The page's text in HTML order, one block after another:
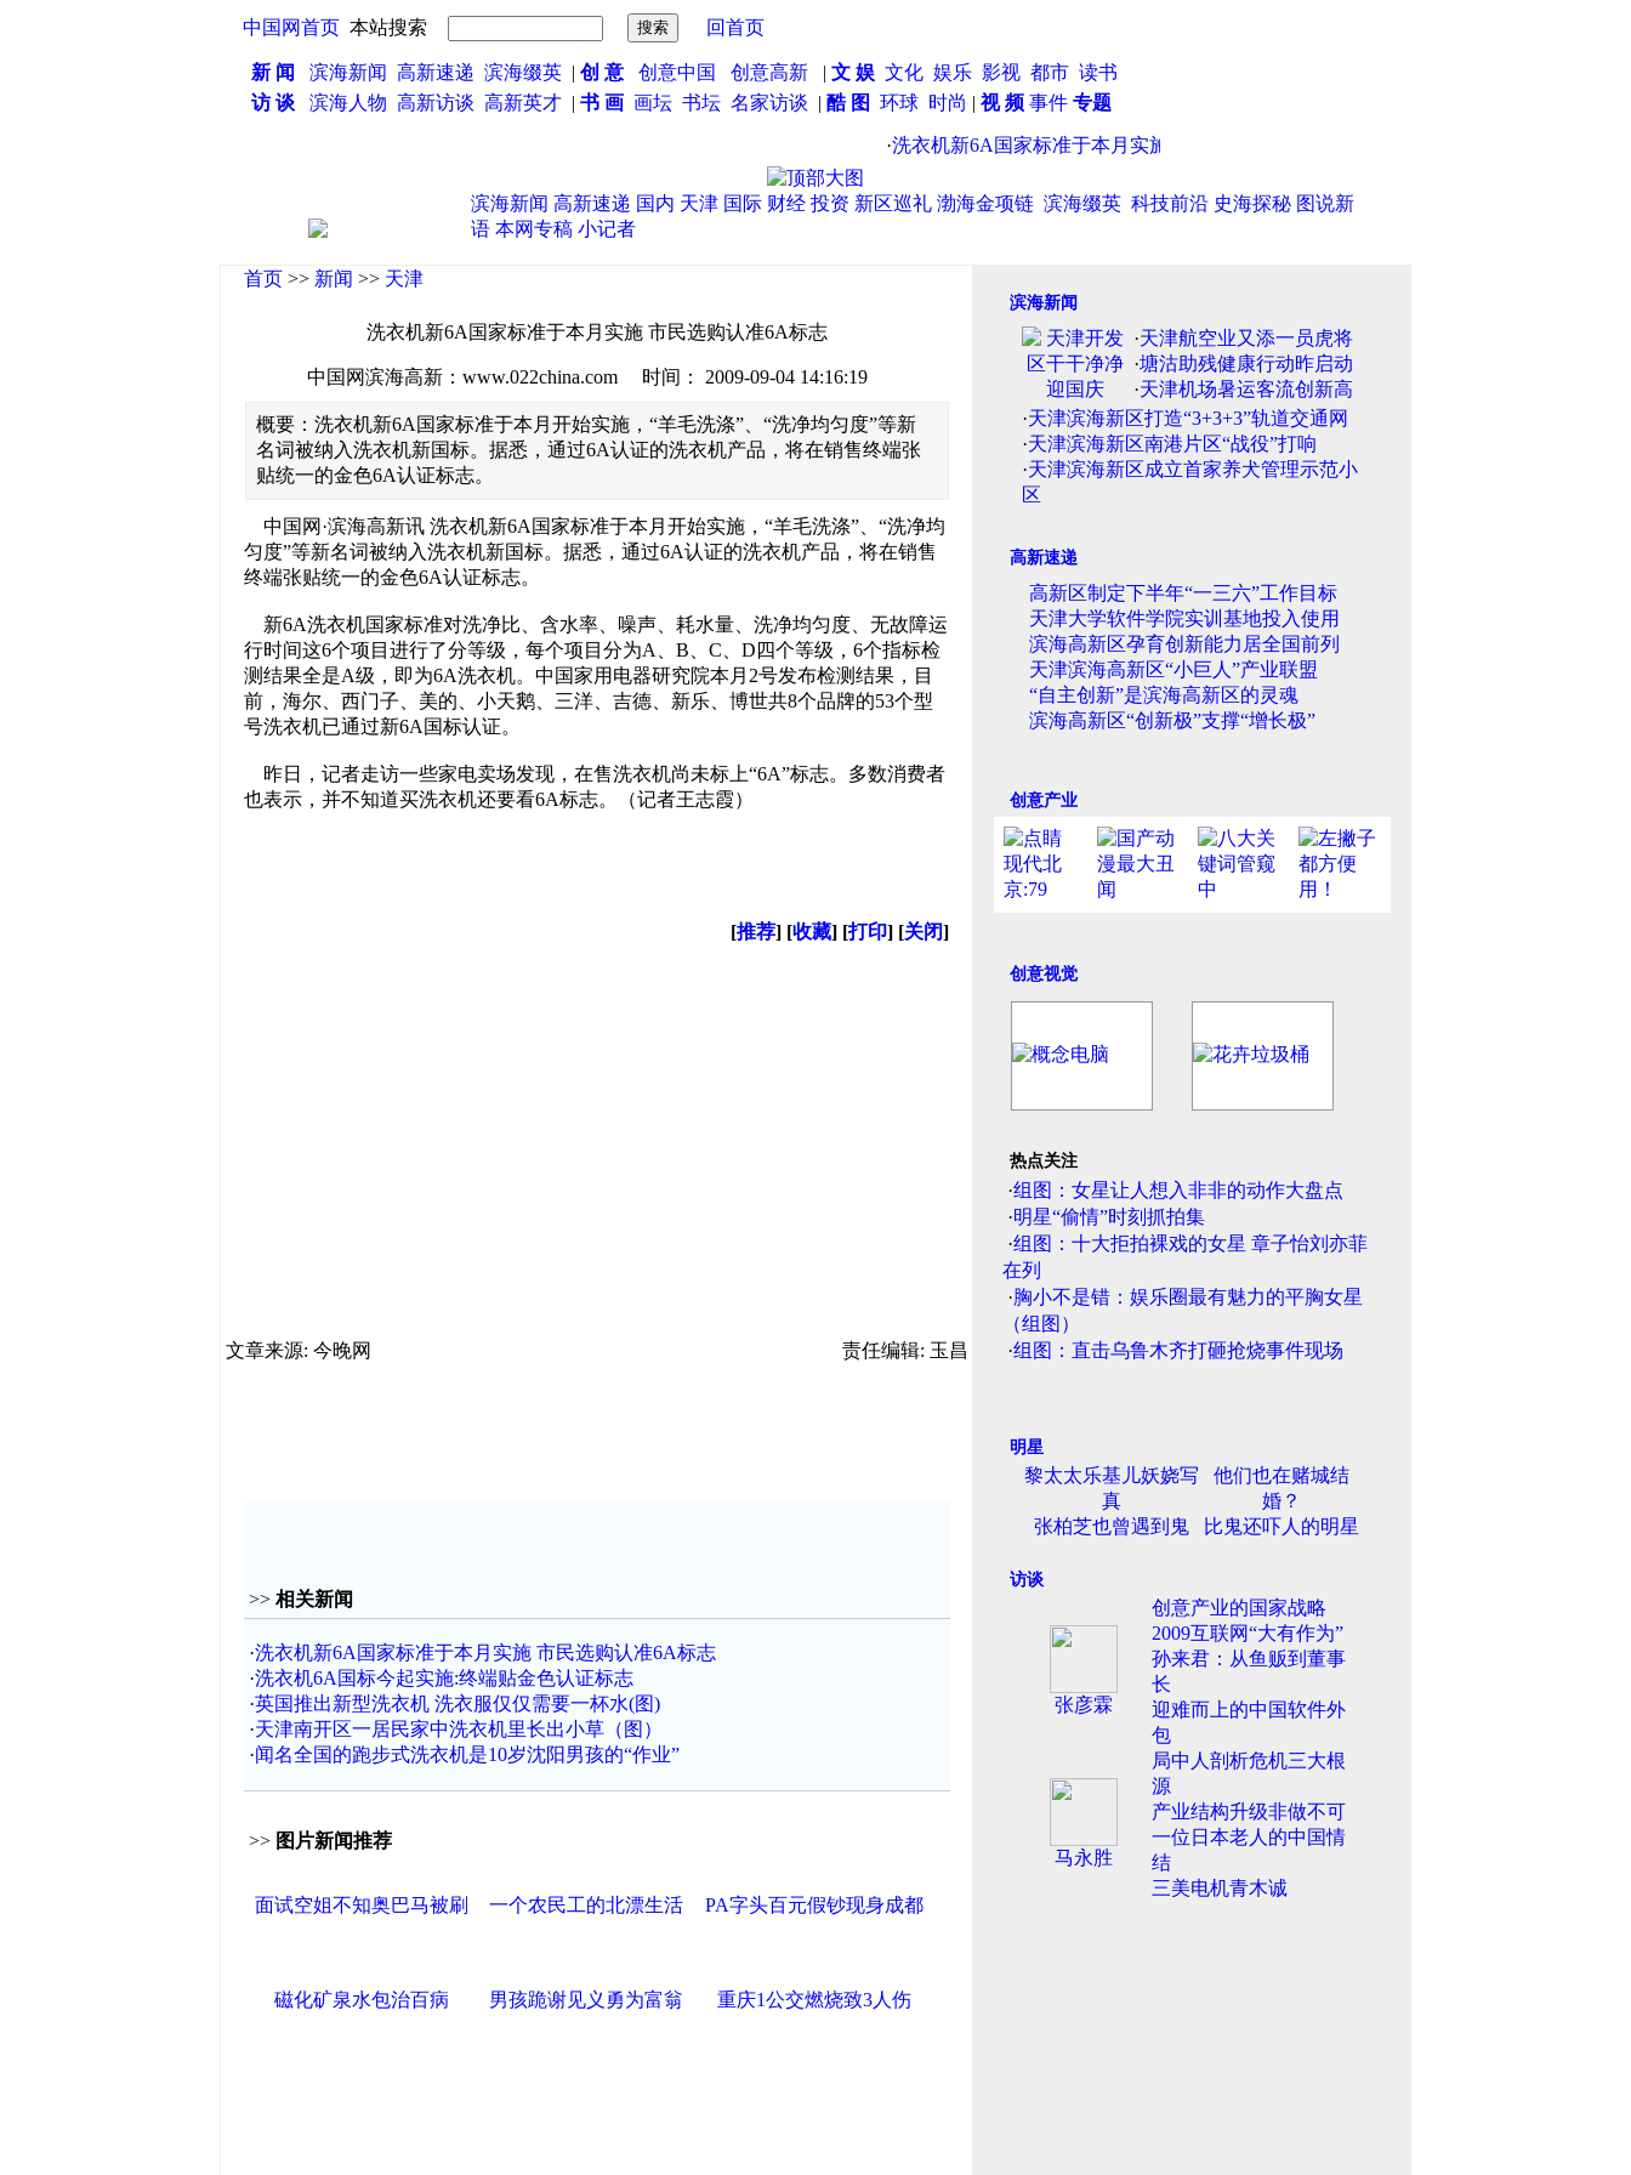
中国网首页 本站搜索 回首页
新 闻 滨海新闻 高新速递 滨海缀英 | 创 意 创意中国 创意高新 | 文 娱 文化 娱乐 影视 都市 读书
访 谈
滨海人物 高新访谈 高新英才 | 书 画 画坛 书坛 名家访谈 | 酷 图 环球 时尚 | 视 频 事件 专题
洗衣机新6A国家标准于本月实施 市民选购认准6A标志
滨海新闻 高新速递 国内 天津 国际 财经 投资 新区巡礼 渤海金项链 滨海缀英 科技前沿 史海探秘 图说新
语 本网专稿 小记者
首页 >> 新闻 >> 天津
洗衣机新6A国家标准于本月实施 市民选购认准6A标志
中国网滨海高新：www.022china.com 时间： 2009-09-04 14:16:19
概要：洗衣机新6A国家标准于本月开始实施，“羊毛洗涤”、“洗净均匀度”等新
名词被纳入洗衣机新国标。据悉，通过6A认证的洗衣机产品，将在销售终端张
贴统一的金色6A认证标志。
中国网·滨海高新讯 洗衣机新6A国家标准于本月开始实施，“羊毛洗涤”、“洗净均
匀度”等新名词被纳入洗衣机新国标。据悉，通过6A认证的洗衣机产品，将在销售
终端张贴统一的金色6A认证标志。
新6A洗衣机国家标准对洗净比、含水率、噪声、耗水量、洗净均匀度、无故障运
行时间这6个项目进行了分等级，每个项目分为A、B、C、D四个等级，6个指标检
测结果全是A级，即为6A洗衣机。中国家用电器研究院本月2号发布检测结果，目
前，海尔、西门子、美的、小天鹅、三洋、吉德、新乐、博世共8个品牌的53个型
号洗衣机已通过新6A国标认证。
昨日，记者走访一些家电卖场发现，在售洗衣机尚未标上“6A”标志。多数消费者
也表示，并不知道买洗衣机还要看6A标志。（记者王志霞）
[推荐] [收藏] [打印] [关闭]
文章来源: 今晚网 责任编辑: 玉昌
>> 相关新闻
·洗衣机新6A国家标准于本月实施 市民选购认准6A标志
·洗衣机6A国标今起实施:终端贴金色认证标志
·英国推出新型洗衣机 洗衣服仅仅需要一杯水(图)
·天津南开区一居民家中洗衣机里长出小草（图）
·闻名全国的跑步式洗衣机是10岁沈阳男孩的“作业”
>> 图片新闻推荐
面试空姐不知奥巴马被刷 一个农民工的北漂生活 PA字头百元假钞现身成都
磁化矿泉水包治百病 男孩跪谢见义勇为富翁 重庆1公交燃烧致3人伤
滨海新闻
·天津航空业又添一员虎将
·塘沽助残健康行动昨启动
·天津机场暑运客流创新高
·天津滨海新区打造“3+3+3”轨道交通网
·天津滨海新区南港片区“战役”打响
·天津滨海新区成立首家养犬管理示范小
区
高新速递
高新区制定下半年“一三六”工作目标
天津大学软件学院实训基地投入使用
滨海高新区孕育创新能力居全国前列
天津滨海高新区“小巨人”产业联盟
“自主创新”是滨海高新区的灵魂
滨海高新区“创新极”支撑“增长极”
创意产业
创意视觉
热点关注
·组图：女星让人想入非非的动作大盘点
·明星“偷情”时刻抓拍集
·组图：十大拒拍裸戏的女星 章子怡刘亦菲
在列
·胸小不是错：娱乐圈最有魅力的平胸女星
（组图）
·组图：直击乌鲁木齐打砸抢烧事件现场
明星
黎太太乐基儿妖娆写
真
他们也在赌城结
婚？
张柏芝也曾遇到鬼
比鬼还吓人的明星
访谈
张彦霖
创意产业的国家战略
2009互联网“大有作为”
孙来君：从鱼贩到董事
长
迎难而上的中国软件外
包
马永胜
局中人剖析危机三大根
源
产业结构升级非做不可
一位日本老人的中国情
结
三美电机青木诚